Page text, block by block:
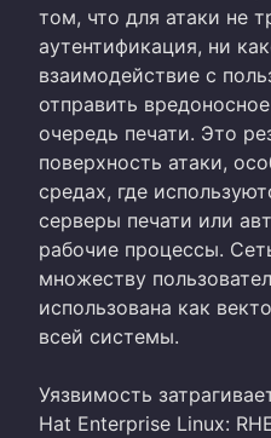
том, что для атаки не
аутентификация, ни
взаимодействие с
отправить
очередь печати. Это
поверхность атаки,
средах, где
серверы печати или
рабочие процессы.
множеству
использована как
всей системы.
Уязвимость
Hat Enterprise Linux: